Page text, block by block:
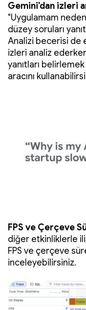
Gemini'dan izleri
"Uygulamam
düzey soruları
Analizi becerisi de
izleri analiz
yanıtları
aracını
FPS ve Çerçeve
diğer etkinliklerle
FPS ve çerçeve
inceleyebilirsiniz.